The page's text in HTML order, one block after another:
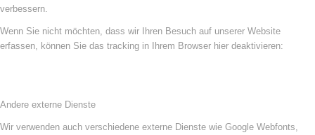
verbessern.
Wenn Sie nicht möchten, dass wir Ihren Besuch auf unserer Website
erfassen, können Sie das tracking in Ihrem Browser hier deaktivieren:
Andere externe Dienste
Wir verwenden auch verschiedene externe Dienste wie Google Webfonts,